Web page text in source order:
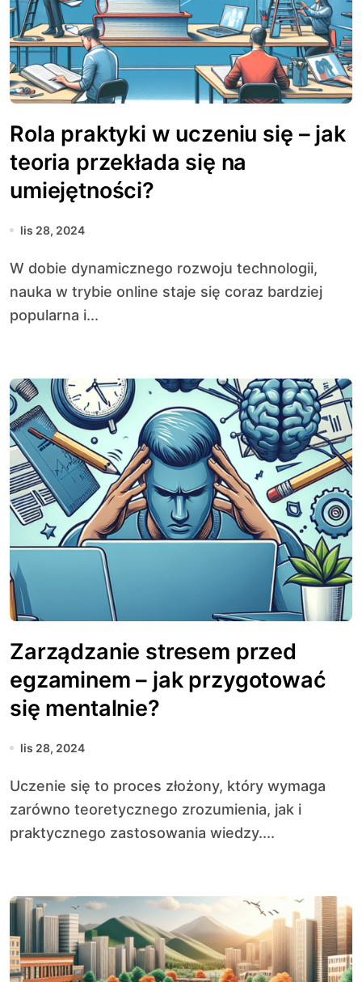
Rola praktyki w uczeniu się – jak
teoria przekłada się na
umiejętności?
lis 28, 2024
W dobie dynamicznego rozwoju technologii,
nauka w trybie online staje się coraz bardziej
popularna i...
Zarządzanie stresem przed
egzaminem – jak przygotować
się mentalnie?
lis 28, 2024
Uczenie się to proces złożony, który wymaga
zarówno teoretycznego zrozumienia, jak i
praktycznego zastosowania wiedzy....